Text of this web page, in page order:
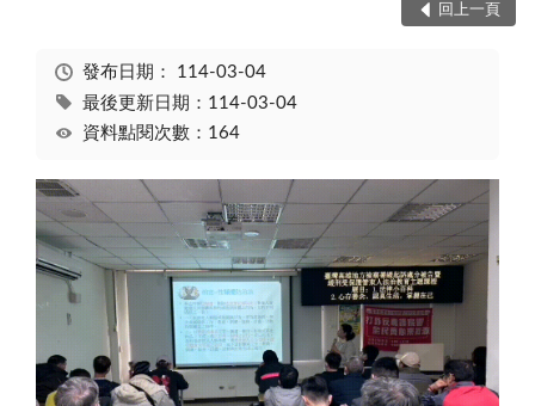
回上一頁
發布日期： 114-03-04
最後更新日期：114-03-04
資料點閱次數：164